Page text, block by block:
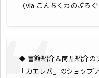
（via こんちくわのぶろ
◆ 書籍紹介＆商品紹介の
「カエレバ」のショップ